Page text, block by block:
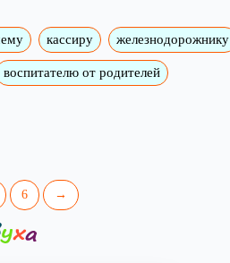
кассиру железнодорожнику
воспитателю от родителей
6 →